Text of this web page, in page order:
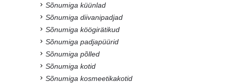
Sõnumiga küünlad
Sõnumiga diivanipadjad
Sõnumiga köögirätikud
Sõnumiga padjapüürid
Sõnumiga põlled
Sõnumiga kotid
Sõnumiga kosmeetikakotid